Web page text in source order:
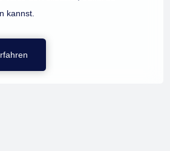
kannst.